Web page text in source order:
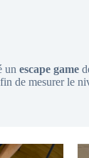
un escape game
de mesurer le